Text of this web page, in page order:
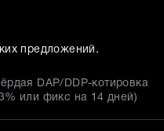
предложений.
DAP/DDP-котировка
или фикс на 14 дней)